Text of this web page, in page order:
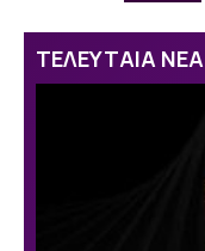
ΤΕΛΕΥΤΑΙΑ ΝΕΑ